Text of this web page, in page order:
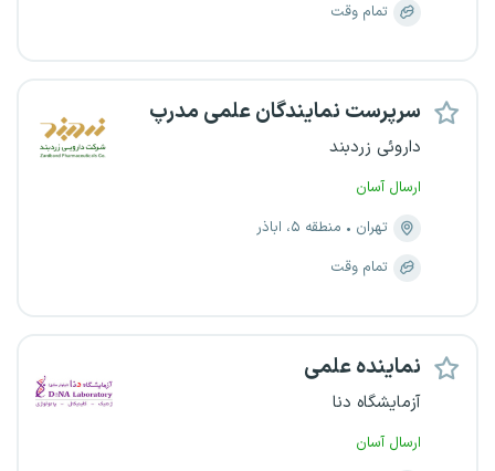
تمام وقت
سرپرست نمایندگان علمی مدرپ
داروئی زردبند
ارسال آسان
تهران
منطقه ۵، اباذر
تمام وقت
نماینده علمی
آزمایشگاه دنا
ارسال آسان